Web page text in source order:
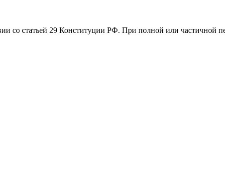
со статьей 29 Конституции РФ. При полной или частичной